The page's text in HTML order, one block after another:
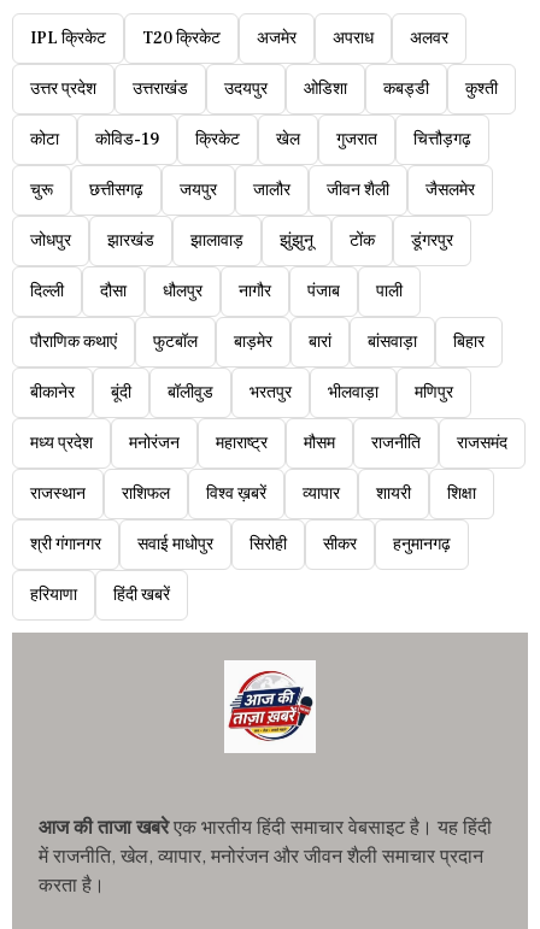
IPL क्रिकेट T20 क्रिकेट अजमेर अपराध अलवर
उत्तर प्रदेश उत्तराखंड उदयपुर ओडिशा कबड्डी कुश्ती
कोटा कोविड-19 क्रिकेट खेल गुजरात चित्तौड़गढ़
चुरू छत्तीसगढ़ जयपुर जालौर जीवन शैली जैसलमेर
जोधपुर झारखंड झालावाड़ झुंझुनू टोंक डूंगरपुर
दिल्ली दौसा धौलपुर नागौर पंजाब पाली
पौराणिक कथाएं फुटबॉल बाड़मेर बारां बांसवाड़ा बिहार
बीकानेर बूंदी बॉलीवुड भरतपुर भीलवाड़ा मणिपुर
मध्य प्रदेश मनोरंजन महाराष्ट्र मौसम राजनीति राजसमंद
राजस्थान राशिफल विश्व ख़बरें व्यापार शायरी शिक्षा
श्री गंगानगर सवाई माधोपुर सिरोही सीकर हनुमानगढ़
हरियाणा हिंदी खबरें
आज की ताजा खबरेएक भारतीय हिंदी समाचार वेबसाइट है। यह हिंदी
में राजनीति, खेल, व्यापार, मनोरंजन और जीवन शैली समाचार प्रदान
करता है।